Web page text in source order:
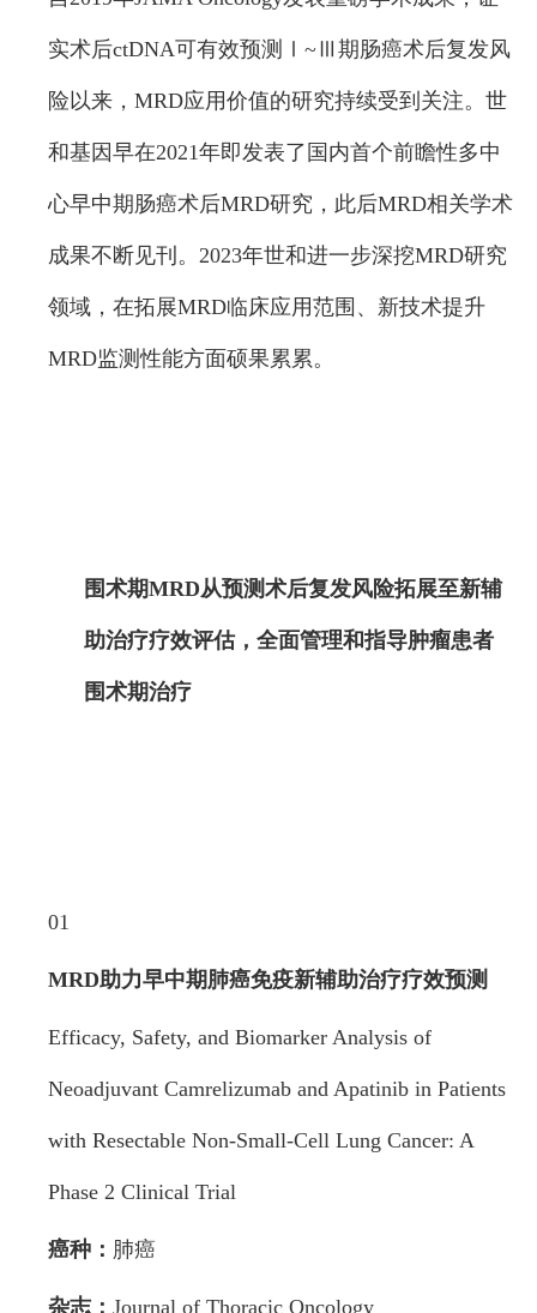
实术后ctDNA可有效预测Ⅰ~Ⅲ期肠癌术后复发风
险以来，MRD应用价值的研究持续受到关注。世
和基因早在2021年即发表了国内首个前瞻性多中
心早中期肠癌术后MRD研究，此后MRD相关学术
成果不断见刊。2023年世和进一步深挖MRD研究
领域，在拓展MRD临床应用范围、新技术提升
MRD监测性能方面硕果累累。
围术期MRD从预测术后复发风险拓展至新辅
助治疗疗效评估，全面管理和指导肿瘤患者
围术期治疗
01
MRD助力早中期肺癌免疫新辅助治疗疗效预测
Efficacy, Safety, and Biomarker Analysis of
Neoadjuvant Camrelizumab and Apatinib in Patients
with Resectable Non-Small-Cell Lung Cancer: A
Phase 2 Clinical Trial
癌种： 肺癌
杂志： Journal of Thoracic Oncology